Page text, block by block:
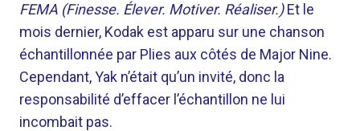
FEMA (Finesse. Élever. Motiver. Réaliser.)Et le
mois dernier, Kodak est apparu sur une chanson
échantillonnée par Plies aux côtés de Major Nine.
Cependant, Yak n’était qu’un invité, donc la
responsabilité d’effacer l’échantillon ne lui
incombait pas.